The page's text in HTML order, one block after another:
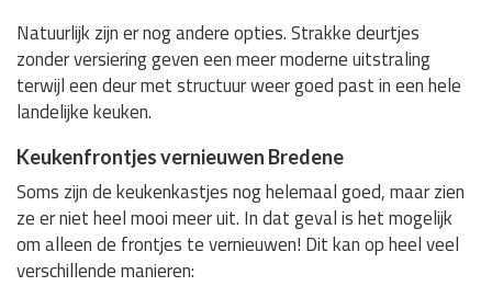
Natuurlijk zijn er nog andere opties. Strakke deurtjes
zonder versiering geven een meer moderne uitstraling
terwijl een deur met structuur weer goed past in een hele
landelijke keuken.
Keukenfrontjes vernieuwen Bredene
Soms zijn de keukenkastjes nog helemaal goed, maar zien
ze er niet heel mooi meer uit. In dat geval is het mogelijk
om alleen de frontjes te vernieuwen! Dit kan op heel veel
verschillende manieren: